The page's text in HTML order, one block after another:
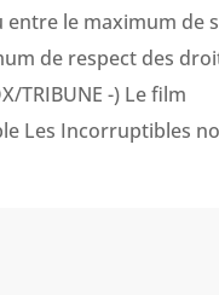
entre le maximum de
de respect des
TRIBUNE -) Le film
Les Incorruptibles